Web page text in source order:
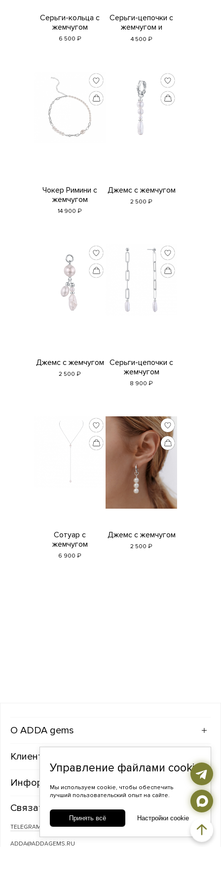
Серьги-кольца с
жемчугом
6 500 ₽
Серьги-цепочки с
жемчугом и
серебряной
4 500 ₽
Чокер Римини с
жемчугом
14 900 ₽
Джемс с жемчугом
2 500 ₽
Джемс с жемчугом
2 500 ₽
Серьги-цепочки с
жемчугом
8 900 ₽
Сотуар с
жемчугом
6 900 ₽
Джемс с жемчугом
2 500 ₽
ADDA gems
Клиентам
Информация
Связаться с нами
TELEGRAM ВКОНТАКТЕ
ADDA@ADDAGEMS.RU
Управление файлами cookie
Мы используем cookie, чтобы обеспечить
лучший пользовательский опыт на сайте.
Принять всё Настройки cookie